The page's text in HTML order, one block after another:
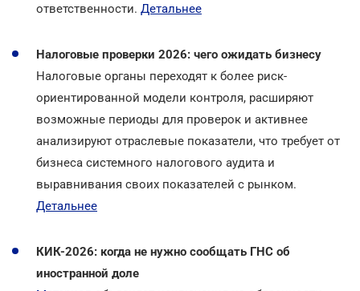
ответственности. Детальнее
Налоговые проверки 2026: чего ожидать бизнесу
Налоговые органы переходят к более риск-
ориентированной модели контроля, расширяют
возможные периоды для проверок и активнее
анализируют отраслевые показатели, что требует от
бизнеса системного налогового аудита и
выравнивания своих показателей с рынком.
Детальнее
КИК-2026: когда не нужно сообщать ГНС об
иностранной доле